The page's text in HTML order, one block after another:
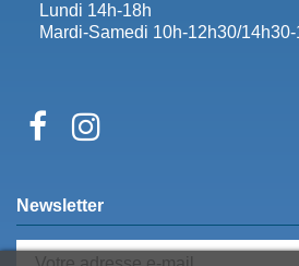
Lundi 14h-18h
Mardi-Samedi 10h-12h30/14h30-
Newsletter